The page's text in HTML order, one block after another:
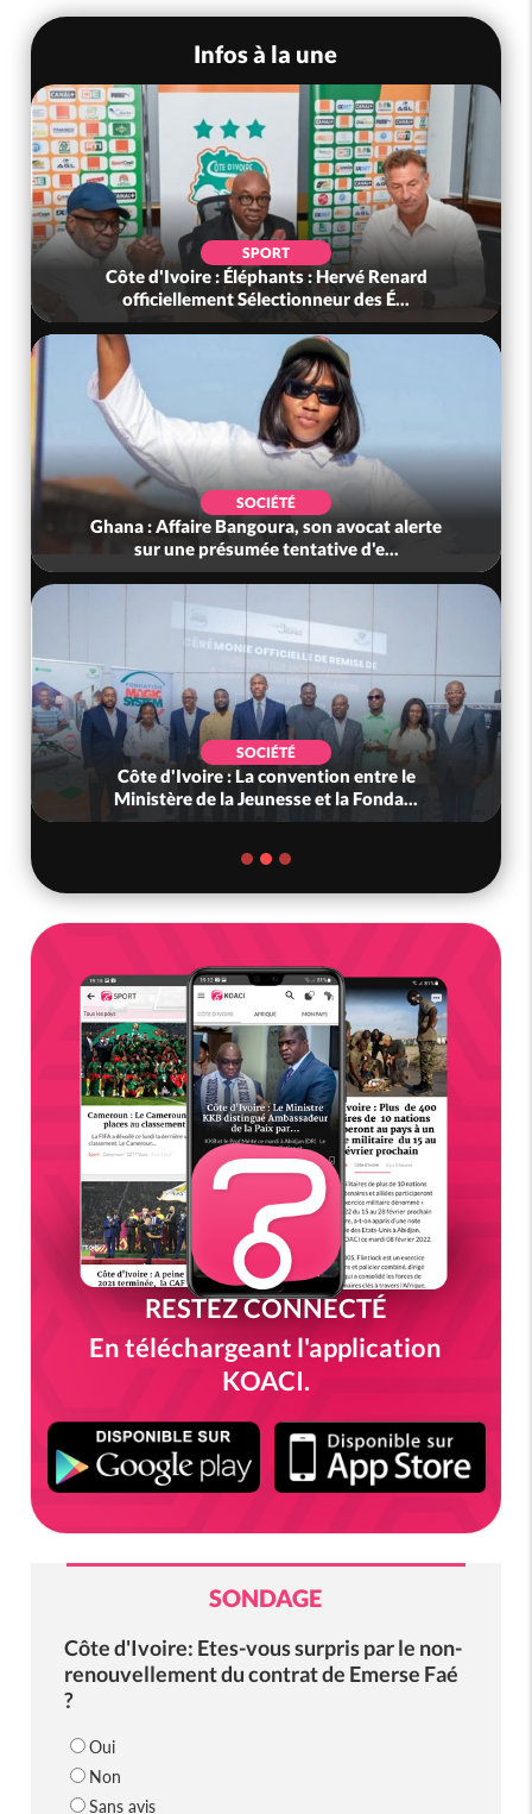
Infos à la une
SPORT
Côte d'Ivoire : Éléphants : Hervé Renard
officiellement Sélectionneur des É...
SOCIÉTÉ
Ghana : Affaire Bangoura, son avocat alerte
sur une présumée tentative d'e...
SOCIÉTÉ
Côte d'Ivoire : La convention entre le
Ministère de la Jeunesse et la Fonda...
RESTEZ CONNECTÉ
En téléchargeant l'application
KOACI.
SONDAGE
Côte d'Ivoire: Etes-vous surpris par le non-
renouvellement du contrat de Emerse Faé
?
Oui
Non
Sans avis